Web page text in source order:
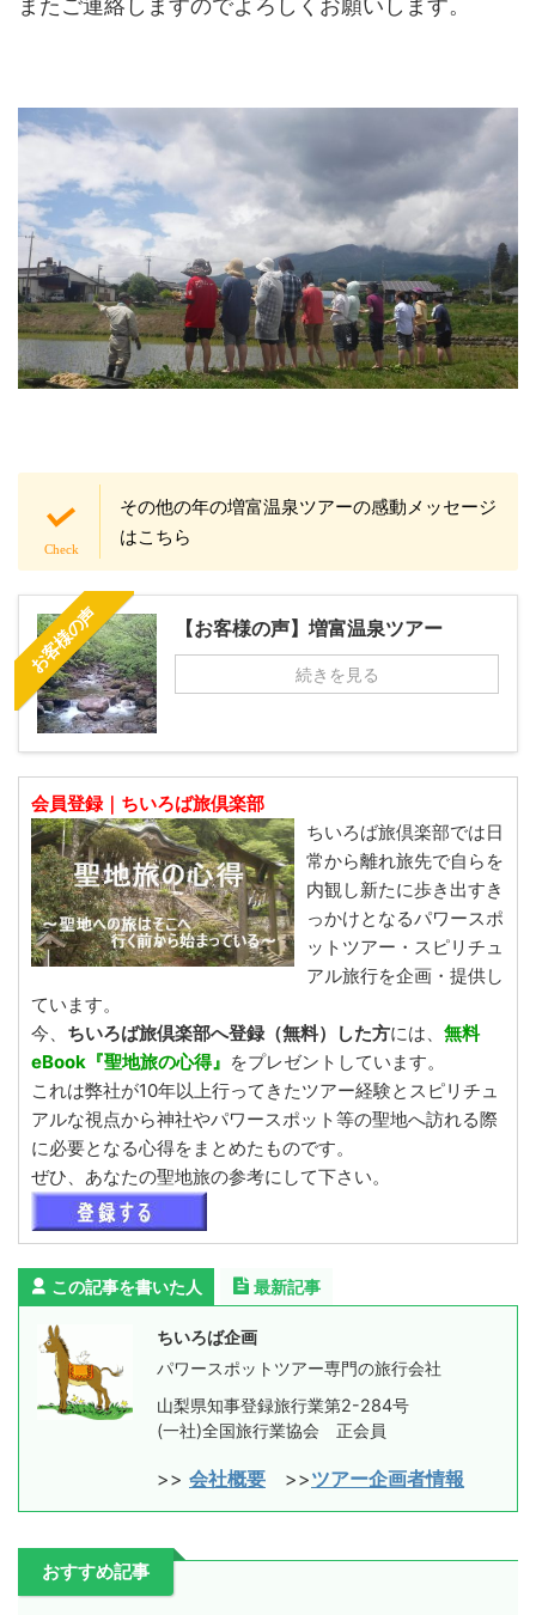
その他の年の増富温泉ツアーの感動メッセージ
はこちら
お客様の声 【お客様の声】増富温泉ツアー
続きを見る
会員登録｜ちいろば旅倶楽部
ちいろば旅倶楽部では日
常から離れ旅先で自らを
内観し新たに歩き出すき
っかけとなるパワースポ
ットツアー・スピリチュ
アル旅行を企画・提供し
ています。
今、 ちいろば旅倶楽部へ登録（無料）した方には、 無料
eBook『聖地旅の心得』 をプレゼントしています。
これは弊社が10年以上行ってきたツアー経験とスピリチュ
アルな視点から神社やパワースポット等の聖地へ訪れる際
に必要となる心得をまとめたものです。
ぜひ、あなたの聖地旅の参考にして下さい。
この記事を書いた人 最新記事
ちいろば企画
パワースポットツアー専門の旅行会社
山梨県知事登録旅行業第2-284号
(一社)全国旅行業協会 正会員
>> 会社概要 >>ツアー企画者情報
おすすめ記事